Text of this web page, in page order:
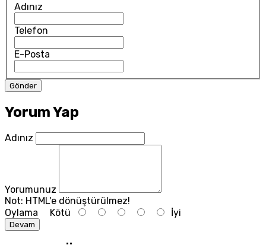
Adınız
Telefon
E-Posta
Yorum Yap
Adınız
Yorumunuz
Not: HTML'e dönüştürülmez!
Oylama Kötü İyi
Devam